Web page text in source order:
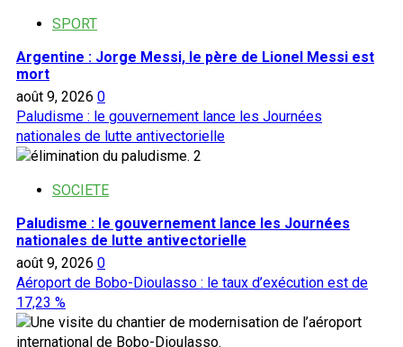
SPORT
Argentine : Jorge Messi, le père de Lionel Messi est
mort
août 9, 2026 0
Paludisme : le gouvernement lance les Journées
nationales de lutte antivectorielle
2
SOCIETE
Paludisme : le gouvernement lance les Journées
nationales de lutte antivectorielle
août 9, 2026 0
Aéroport de Bobo-Dioulasso : le taux d’exécution est de
17,23 %